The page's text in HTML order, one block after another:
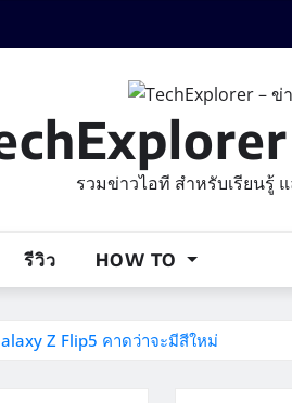
รวมข่าวไอที สำหรับเรียนรู้
รีวิว HOW TO
Z Flip5 คาดว่าจะมีสีใหม่